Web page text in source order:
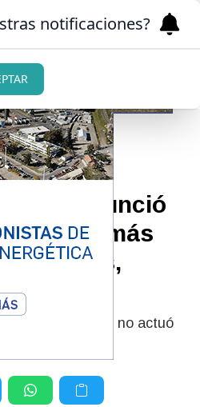
denunció
“hay más
Claudio Barrelier no actuó
notificaciones?